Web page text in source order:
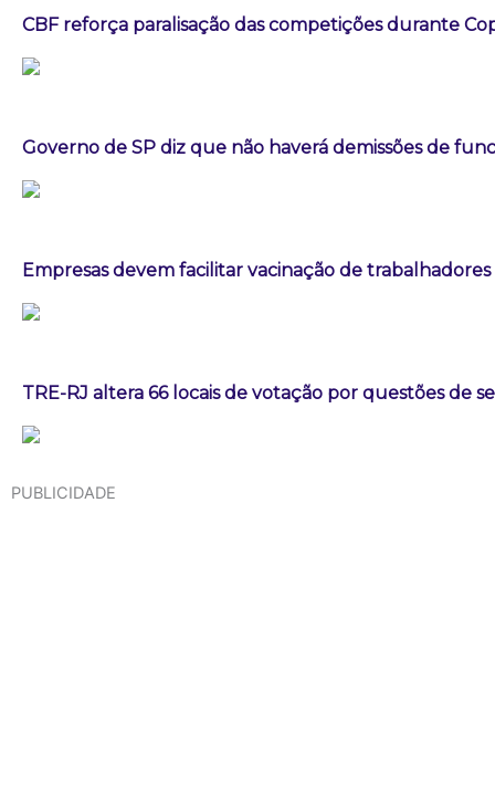
CBF reforça paralisação das competições durante
Governo de SP diz que não haverá demissões de
Empresas devem facilitar vacinação de
TRE-RJ altera 66 locais de votação por questões de
PUBLICIDADE